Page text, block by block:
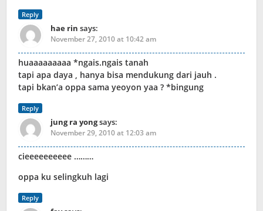
Reply
hae rin says:
November 27, 2010 at 10:42 am
huaaaaaaaaa *ngais.ngais tanah
tapi apa daya , hanya bisa mendukung dari jauh .
tapi bkan’a oppa sama yeoyon yaa ? *bingung
Reply
jung ra yongsays:
November 29, 2010 at 12:03 am
cieeeeeeeeee ………
oppa ku selingkuh lagi
Reply